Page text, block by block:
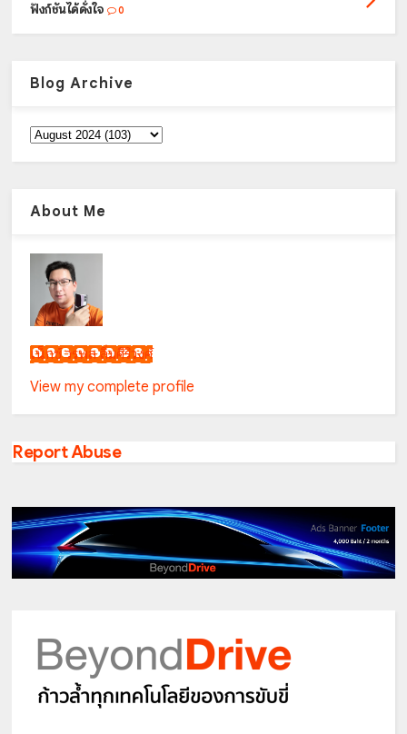
ฟังก์ชันได้ดั่งใจ
0
Blog Archive
About Me
เน็กซ์ วรพล ลิ่มศิริวงศ์
View my complete profile
Report Abuse